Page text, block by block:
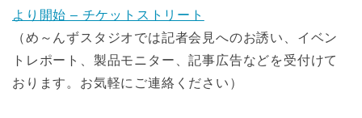
より開始 – チケットストリート
（め～んずスタジオでは記者会見へのお誘い、イベン
トレポート、製品モニター、記事広告などを受付けて
おります。お気軽にご連絡ください）